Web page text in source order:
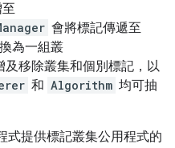
會將標記傳遞至
為一組叢
及移除叢集和個別標記，以
和 Algorithm 均可抽
式提供標記叢集公用程式的